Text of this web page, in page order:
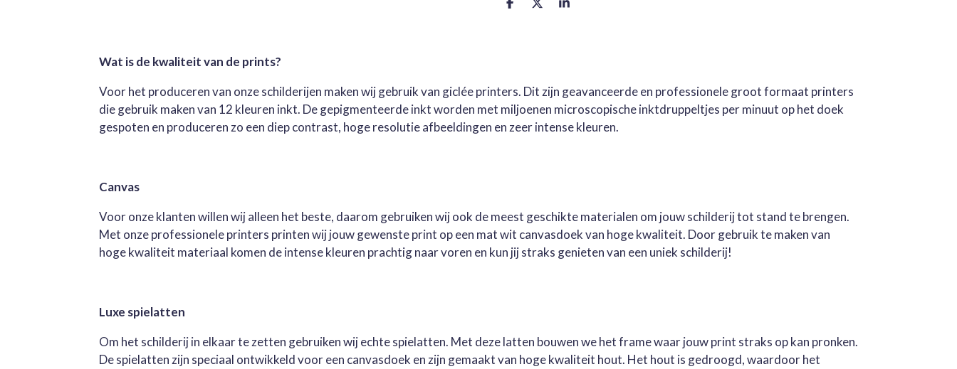
D
D
S
Wat is de kwaliteit van de prints?
Voor het produceren van onze schilderijen maken wij gebruik van giclée printers. Dit zijn geavanceerde en professionele groot formaat printers
die gebruik maken van 12 kleuren inkt. De gepigmenteerde inkt worden met miljoenen microscopische inktdruppeltjes per minuut op het doek
gespoten en produceren zo een diep contrast, hoge resolutie afbeeldingen en zeer intense kleuren.
Canvas
Voor onze klanten willen wij alleen het beste, daarom gebruiken wij ook de meest geschikte materialen om jouw schilderij tot stand te brengen.
Met onze professionele printers printen wij jouw gewenste print op een mat wit canvasdoek van hoge kwaliteit. Door gebruik te maken van
hoge kwaliteit materiaal komen de intense kleuren prachtig naar voren en kun jij straks genieten van een uniek schilderij!
Luxe spielatten
Om het schilderij in elkaar te zetten gebruiken wij echte spielatten. Met deze latten bouwen we het frame waar jouw print straks op kan pronken.
De spielatten zijn speciaal ontwikkeld voor een canvasdoek en zijn gemaakt van hoge kwaliteit hout. Het hout is gedroogd, waardoor het